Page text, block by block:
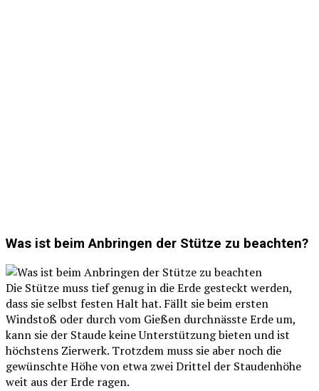
Was ist beim Anbringen der Stütze zu beachten?
Die Stütze muss tief genug in die Erde gesteckt werden,
dass sie selbst festen Halt hat. Fällt sie beim ersten
Windstoß oder durch vom Gießen durchnässte Erde um,
kann sie der Staude keine Unterstützung bieten und ist
höchstens Zierwerk. Trotzdem muss sie aber noch die
gewünschte Höhe von etwa zwei Drittel der Staudenhöhe
weit aus der Erde ragen.